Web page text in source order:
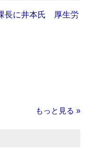
長に井本氏 厚生労
もっと見る »